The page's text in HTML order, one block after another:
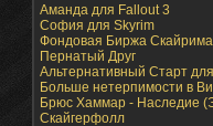
Аманда для Fallout 3
София для Skyrim
Фондовая Биржа Скайрима
Пернатый Друг
Альтернативный Старт
Больше нетерпимости в
Брюс Хаммар - Наследие
Скайгерфолл